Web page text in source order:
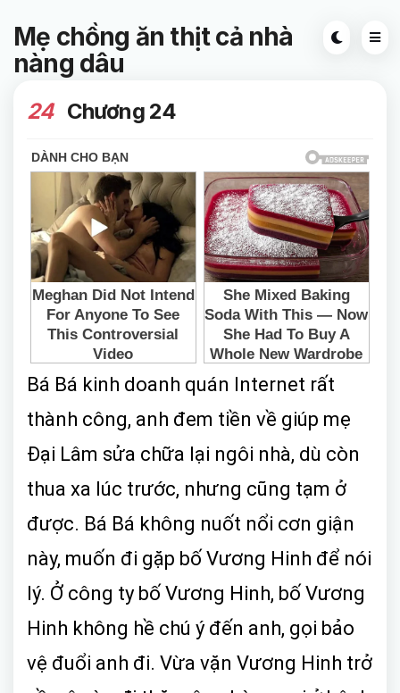
Mẹ chồng ăn thịt cả nhà
nàng dâu
24 Chương 24
Bá Bá kinh doanh quán Internet rất
thành công, anh đem tiền về giúp mẹ
Đại Lâm sửa chữa lại ngôi nhà, dù còn
thua xa lúc trước, nhưng cũng tạm ở
được. Bá Bá không nuốt nổi cơn giận
này, muốn đi gặp bố Vương Hinh để nói
lý. Ở công ty bố Vương Hinh, bố Vương
Hinh không hề chú ý đến anh, gọi bảo
vệ đuổi anh đi. Vừa vặn Vương Hinh trở